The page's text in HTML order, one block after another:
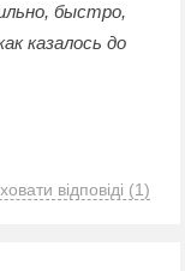
быстро,
казалось до
відповіді (1)